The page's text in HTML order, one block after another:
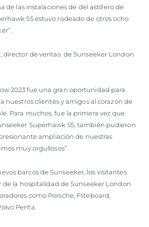
de las instalaciones de del astillero de
55 estuvo rodeado de otros ocho
director de ventas de Sunseeker London
2023 fue una gran oportunidad para
nuestros clientes y amigos al corazón de
Para muchos, fue la primera vez que
Superhawk 55, también pudieron
ampliación de nuestras
muy orgullosos”.
barcos de Sunseeker, los visitantes
la hospitalidad de Sunseeker London
como Porsche, Fliteboard,
Penta.